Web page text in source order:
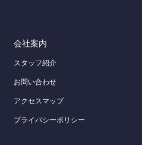
会社案内
スタッフ紹介
お問い合わせ
アクセスマップ
プライバシーポリシー